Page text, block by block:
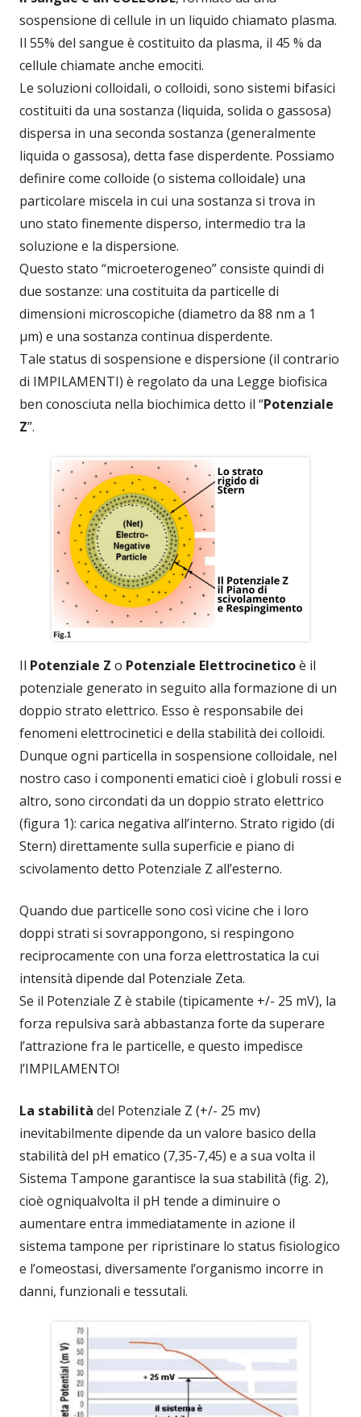
sospensione di cellule in un liquido chiamato plasma.
Il 55% del sangue è costituito da plasma, il 45 % da
cellule chiamate anche emociti.
Le soluzioni colloidali, o colloidi, sono sistemi bifasici
costituiti da una sostanza (liquida, solida o gassosa)
dispersa in una seconda sostanza (generalmente
liquida o gassosa), detta fase disperdente. Possiamo
definire come colloide (o sistema colloidale) una
particolare miscela in cui una sostanza si trova in
uno stato finemente disperso, intermedio tra la
soluzione e la dispersione.
Questo stato “microeterogeneo” consiste quindi di
due sostanze: una costituita da particelle di
dimensioni microscopiche (diametro da 88 nm a 1
μm) e una sostanza continua disperdente.
Tale status di sospensione e dispersione (il contrario
di IMPILAMENTI) è regolato da una Legge biofisica
ben conosciuta nella biochimica detto il “Potenziale
Z”.
Il Potenziale Z o Potenziale Elettrocineticoè il
potenziale generato in seguito alla formazione di un
doppio strato elettrico. Esso è responsabile dei
fenomeni elettrocinetici e della stabilità dei colloidi.
Dunque ogni particella in sospensione colloidale, nel
nostro caso i componenti ematici cioè i globuli rossi e
altro, sono circondati da un doppio strato elettrico
(figura 1): carica negativa all’interno. Strato rigido (di
Stern) direttamente sulla superficie e piano di
scivolamento detto Potenziale Z all’esterno.
Quando due particelle sono così vicine che i loro
doppi strati si sovrappongono, si respingono
reciprocamente con una forza elettrostatica la cui
intensità dipende dal Potenziale Zeta.
Se il Potenziale Z è stabile (tipicamente +/- 25 mV), la
forza repulsiva sarà abbastanza forte da superare
l’attrazione fra le particelle, e questo impedisce
l’IMPILAMENTO!
La stabilità del Potenziale Z (+/- 25 mv)
inevitabilmente dipende da un valore basico della
stabilità del pH ematico (7,35-7,45) e a sua volta il
Sistema Tampone garantisce la sua stabilità (fig. 2),
cioè ogniqualvolta il pH tende a diminuire o
aumentare entra immediatamente in azione il
sistema tampone per ripristinare lo status fisiologico
e l’omeostasi, diversamente l’organismo incorre in
danni, funzionali e tessutali.